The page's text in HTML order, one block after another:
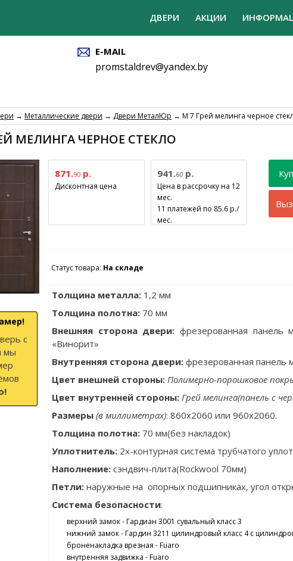
ДВЕРИ АКЦИИ
E-MAIL
promstaldrev@yandex.by
→ Металлические двери → Двери МеталЮр → М 7 Грей мелинга черное
МЕЛИНГА ЧЕРНОЕ СТЕКЛО
с
мы
871.90 р.
Дисконтная цена
941.60 р.
Цена в рассрочку на 12
мес.
11 платежей по 85.6 р./
мес.
Статус товара: На складе
Толщина металла: 1,2 мм
Толщина полотна: 70 мм
Внешняя сторона двери: фрезерованная панель
«Винорит»
Внутренняя сторона двери: фрезерованная панель
Цвет внешней стороны: Полимерно-порошковое
Цвет внутренней стороны: Грей мелинга(панель с
Размеры (в миллиметрах): 860x2060 или 960x2060.
Толщина полотна: 70 мм(без накладок)
Уплотнитель: 2х-контурная система трубчатого
Наполнение: сэндвич-плита(Rockwool 70мм)
Петли: наружные на опорных подшипниках, угол
Система безопасности:
верхний замок - Гардиан 3001 сувальный класс 3
нижний замок - Гардин 3211 цилиндровый класс 4 с
броненакладка врезная - Fuaro
внутренняя задвижка - Fuaro